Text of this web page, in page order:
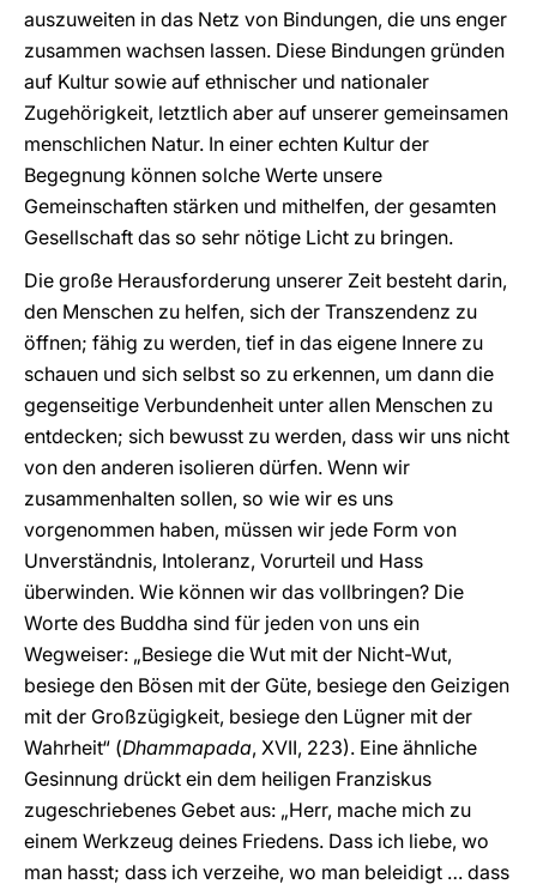
auszuweiten in das Netz von Bindungen, die uns enger
zusammen wachsen lassen. Diese Bindungen gründen
auf Kultur sowie auf ethnischer und nationaler
Zugehörigkeit, letztlich aber auf unserer gemeinsamen
menschlichen Natur. In einer echten Kultur der
Begegnung können solche Werte unsere
Gemeinschaften stärken und mithelfen, der gesamten
Gesellschaft das so sehr nötige Licht zu bringen.
Die große Herausforderung unserer Zeit besteht darin,
den Menschen zu helfen, sich der Transzendenz zu
öffnen; fähig zu werden, tief in das eigene Innere zu
schauen und sich selbst so zu erkennen, um dann die
gegenseitige Verbundenheit unter allen Menschen zu
entdecken; sich bewusst zu werden, dass wir uns nicht
von den anderen isolieren dürfen. Wenn wir
zusammenhalten sollen, so wie wir es uns
vorgenommen haben, müssen wir jede Form von
Unverständnis, Intoleranz, Vorurteil und Hass
überwinden. Wie können wir das vollbringen? Die
Worte des Buddha sind für jeden von uns ein
Wegweiser: „Besiege die Wut mit der Nicht-Wut,
besiege den Bösen mit der Güte, besiege den Geizigen
mit der Großzügigkeit, besiege den Lügner mit der
Wahrheit“ (Dhammapada, XVII, 223). Eine ähnliche
Gesinnung drückt ein dem heiligen Franziskus
zugeschriebenes Gebet aus: „Herr, mache mich zu
einem Werkzeug deines Friedens. Dass ich liebe, wo
man hasst; dass ich verzeihe, wo man beleidigt … dass